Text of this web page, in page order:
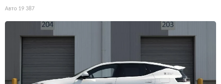
Авто 19 387